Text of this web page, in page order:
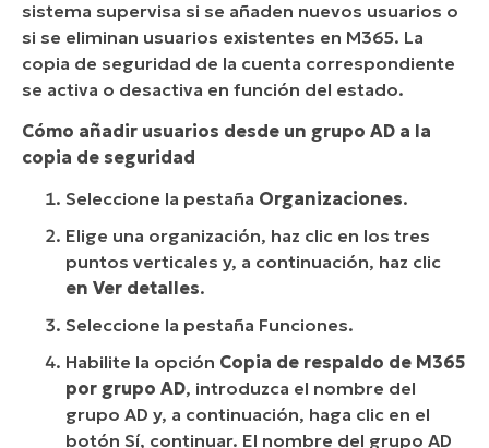
sistema supervisa si se añaden nuevos usuarios o
si se eliminan usuarios existentes en M365. La
copia de seguridad de la cuenta correspondiente
se activa o desactiva en función del estado.
Cómo añadir usuarios desde un grupo AD a la
copia de seguridad
Seleccione la pestaña Organizaciones.
Elige una organización, haz clic en los tres
puntos verticales y, a continuación, haz clic
en Ver detalles.
Seleccione la pestaña Funciones.
Habilite la opción Copia de respaldo de M365
por grupo AD, introduzca el nombre del
grupo AD y, a continuación, haga clic en el
botón Sí, continuar. El nombre del grupo AD